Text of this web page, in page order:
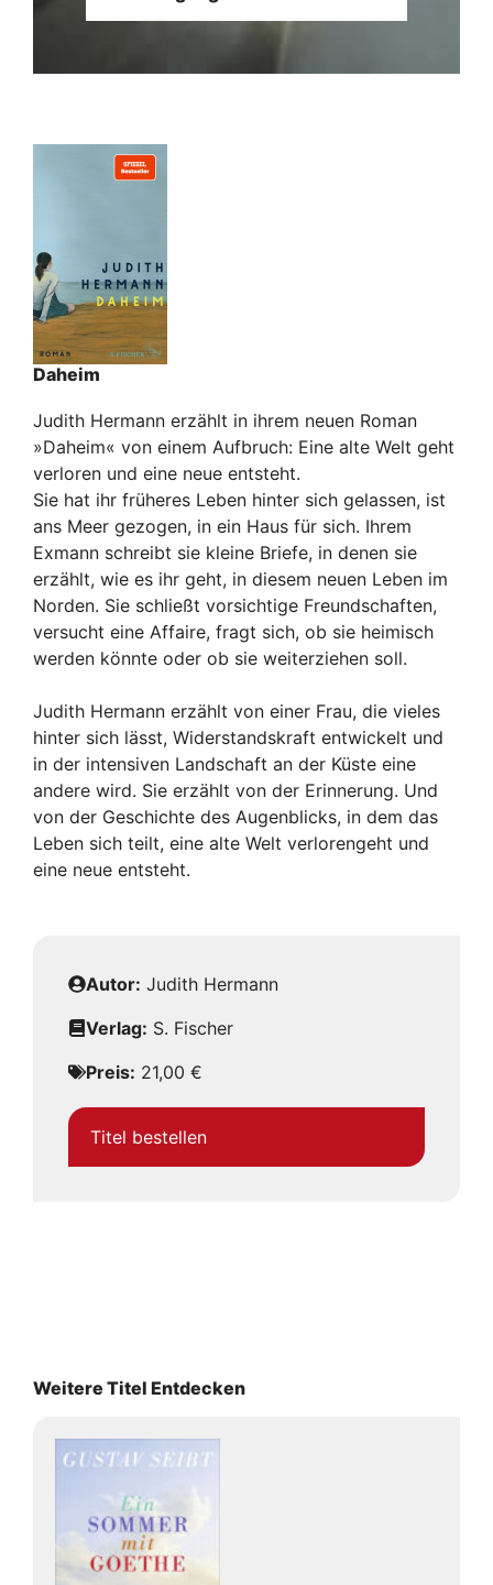
Daheim
Judith Hermann erzählt in ihrem neuen Roman
»Daheim« von einem Aufbruch: Eine alte Welt geht
verloren und eine neue entsteht.
Sie hat ihr früheres Leben hinter sich gelassen, ist
ans Meer gezogen, in ein Haus für sich. Ihrem
Exmann schreibt sie kleine Briefe, in denen sie
erzählt, wie es ihr geht, in diesem neuen Leben im
Norden. Sie schließt vorsichtige Freundschaften,
versucht eine Affaire, fragt sich, ob sie heimisch
werden könnte oder ob sie weiterziehen soll.
Judith Hermann erzählt von einer Frau, die vieles
hinter sich lässt, Widerstandskraft entwickelt und
in der intensiven Landschaft an der Küste eine
andere wird. Sie erzählt von der Erinnerung. Und
von der Geschichte des Augenblicks, in dem das
Leben sich teilt, eine alte Welt verlorengeht und
eine neue entsteht.
Autor: Judith Hermann
Verlag: S. Fischer
Preis: 21,00 €
Titel bestellen
Weitere Titel Entdecken